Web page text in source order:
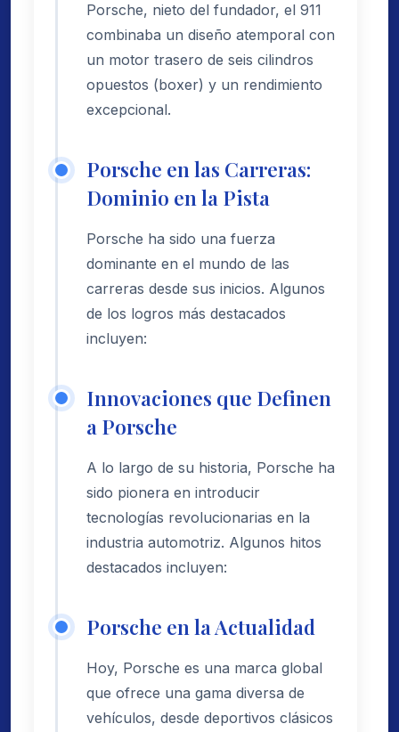
Porsche, nieto del fundador, el 911
combinaba un diseño atemporal con
un motor trasero de seis cilindros
opuestos (boxer) y un rendimiento
excepcional.
Porsche en las Carreras:
Dominio en la Pista
Porsche ha sido una fuerza
dominante en el mundo de las
carreras desde sus inicios. Algunos
de los logros más destacados
incluyen:
Innovaciones que Definen
a Porsche
A lo largo de su historia, Porsche ha
sido pionera en introducir
tecnologías revolucionarias en la
industria automotriz. Algunos hitos
destacados incluyen:
Porsche en la Actualidad
Hoy, Porsche es una marca global
que ofrece una gama diversa de
vehículos, desde deportivos clásicos